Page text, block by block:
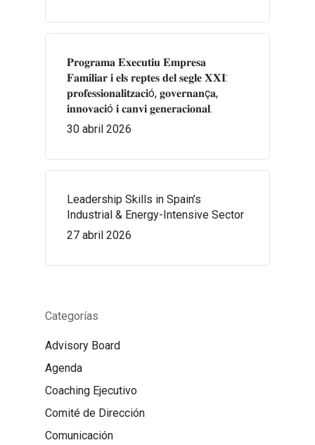
𝐏𝐫𝐨𝐠𝐫𝐚𝐦𝐚 𝐄𝐱𝐞𝐜𝐮𝐭𝐢𝐮 𝐄𝐦𝐩𝐫𝐞𝐬𝐚
𝐅𝐚𝐦𝐢𝐥𝐢𝐚𝐫 𝐢 𝐞𝐥𝐬 𝐫𝐞𝐩𝐭𝐞𝐬 𝐝𝐞𝐥 𝐬𝐞𝐠𝐥𝐞 𝐗𝐗𝐈:
𝐩𝐫𝐨𝐟𝐞𝐬𝐬𝐢𝐨𝐧𝐚𝐥𝐢𝐭𝐳𝐚𝐜𝐢ó, 𝐠𝐨𝐯𝐞𝐫𝐧𝐚𝐧ç𝐚,
𝐢𝐧𝐧𝐨𝐯𝐚𝐜𝐢ó 𝐢 𝐜𝐚𝐧𝐯𝐢 𝐠𝐞𝐧𝐞𝐫𝐚𝐜𝐢𝐨𝐧𝐚𝐥.
30 abril 2026
Leadership Skills in Spain’s
Industrial & Energy-Intensive Sector
27 abril 2026
Categorías
Advisory Board
Agenda
Coaching Ejecutivo
Comité de Dirección
Comunicación